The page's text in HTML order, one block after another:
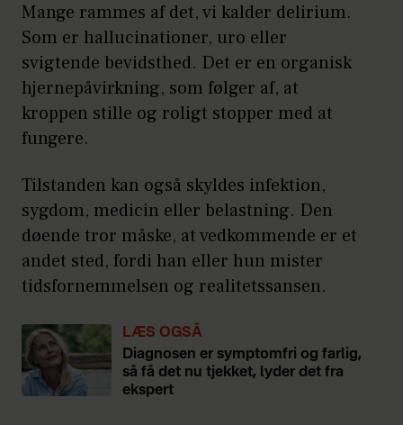
Mange rammes af det, vi kalder delirium.
Som er hallucinationer, uro eller
svigtende bevidsthed. Det er en organisk
hjernepåvirkning, som følger af, at
kroppen stille og roligt stopper med at
fungere.
Tilstanden kan også skyldes infektion,
sygdom, medicin eller belastning. Den
døende tror måske, at vedkommende er et
andet sted, fordi han eller hun mister
tidsfornemmelsen og realitetssansen.
LÆS OGSÅ
Diagnosen er symptomfri og farlig,
så få det nu tjekket, lyder det fra
ekspert